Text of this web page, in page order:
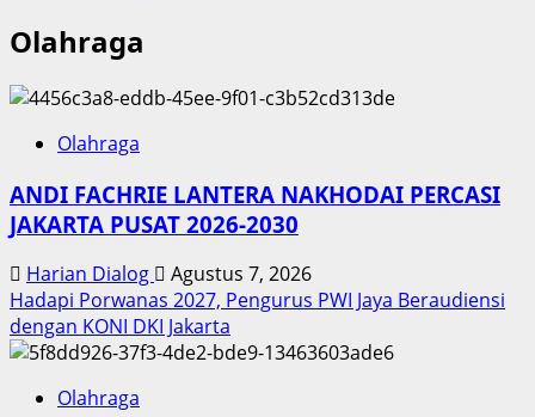
Olahraga
Olahraga
ANDI FACHRIE LANTERA NAKHODAI PERCASI
JAKARTA PUSAT 2026-2030
Harian Dialog
Agustus 7, 2026
Hadapi Porwanas 2027, Pengurus PWI Jaya Beraudiensi
dengan KONI DKI Jakarta
Olahraga